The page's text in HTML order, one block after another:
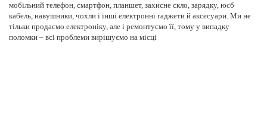
мобільний телефон, смартфон, планшет, захисне скло, зарядку, юсб
кабель, навушники, чохли і інші електронні гаджети й аксесуари. Ми не
тільки продаємо електроніку, але і ремонтуємо її, тому у випадку
поломки – всі проблеми вирішуємо на місці